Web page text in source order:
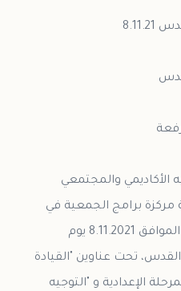
والمجتمعي
مركزة برامج الجمعية في
القدس ومدارسها يوم الاثنين الموافق 8.11.2021 يوم
تحت عناوين "القيادة
الإعدادية و "التوجيه